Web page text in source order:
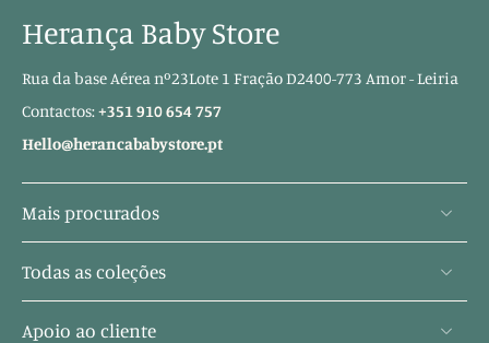
Herança Baby Store
Rua da base Aérea nº23Lote 1 Fração D2400-773 Amor - Leiria
Contactos:+351 910 654 757
Hello@herancababystore.pt
Mais procurados
Todas as coleções
Apoio ao cliente